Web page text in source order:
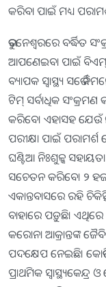
କରିବା ପାଇଁ ମଧ୍ୟ
ଭୁବନେଶ୍ୱରରେ ବର୍ଦ୍ଧିତ
ଆପଣେଇବା ପାଇଁ
ବ୍ୟାପକ ସ୍ୱାସ୍ଥ୍ୟ ସର୍ଭେ
ଟିମ୍‍ ସର୍ବାଧିକ ସଂକ୍ରମଣ
କରିବେ। ଏହାସହ ଯେଉଁ
ପରୀକ୍ଷା ପାଇଁ
ଘଣ୍ଟିଆ ନିଃଶୁଳ୍କ
ସଚେତନ କରିବେ। ୨
ଏକାନ୍ତବାସରେ ରହି
ବାହାରେ ପଡ଼ୁଛି।
କରୋନା ଆକ୍ରାନ୍ତଙ୍କ
ପଦକ୍ଷେପ ନେଇଛି।
ପ୍ରାଥମିକ ସ୍ୱାସ୍ଥ୍ୟକେନ୍ଦ୍ର